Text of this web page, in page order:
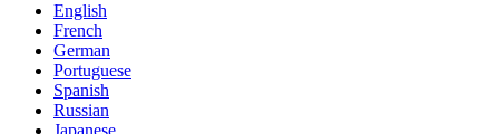
English
French
German
Portuguese
Spanish
Russian